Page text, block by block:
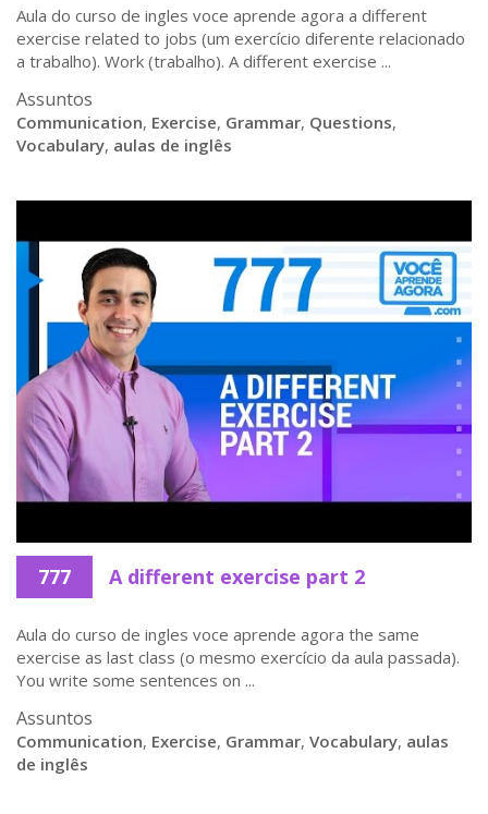
Aula do curso de ingles voce aprende agora a different
exercise related to jobs (um exercício diferente relacionado
a trabalho). Work (trabalho). A different exercise ...
Assuntos
Communication, Exercise, Grammar, Questions,
Vocabulary, aulas de inglês
777 A different exercise part 2
Aula do curso de ingles voce aprende agora the same
exercise as last class (o mesmo exercício da aula passada).
You write some sentences on ...
Assuntos
Communication, Exercise, Grammar, Vocabulary, aulas
de inglês